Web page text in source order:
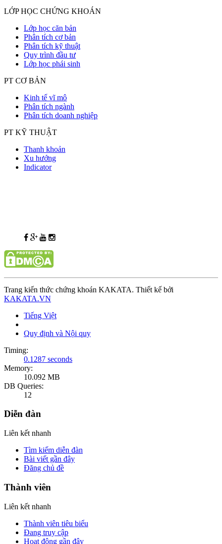
LỚP HỌC CHỨNG KHOÁN
Lớp học căn bản
Phân tích cơ bản
Phân tích kỹ thuật
Quy trình đầu tư
Lớp học phái sinh
PT CƠ BẢN
Kinh tế vĩ mô
Phân tích ngành
Phân tích doanh nghiệp
PT KỸ THUẬT
Thanh khoản
Xu hướng
Indicator
Trang kiến thức chứng khoán KAKATA. Thiết kế bởi
KAKATA.VN
Tiếng Việt
Quy định và Nội quy
Timing:
0.1287 seconds
Memory:
10.092 MB
DB Queries:
12
Diễn đàn
Liên kết nhanh
Tìm kiếm diễn đàn
Bài viết gần đây
Đăng chủ đề
Thành viên
Liên kết nhanh
Thành viên tiêu biểu
Đang truy cập
Hoạt động gần đây